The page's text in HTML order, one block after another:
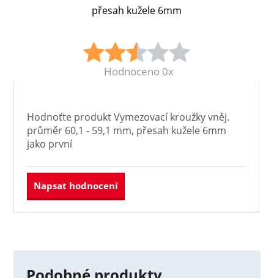
přesah kužele 6mm
Hodnoceno 0x
Hodnoťte produktVymezovací kroužky vněj.
průměr 60,1 - 59,1 mm, přesah kužele 6mm
jako první
Napsat hodnocení